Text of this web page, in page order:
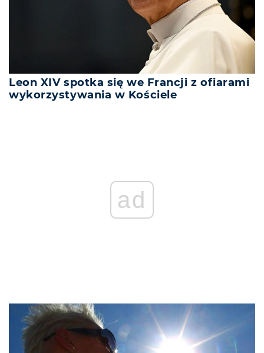
Leon XIV spotka się we Francji z ofiarami
wykorzystywania w Kościele
ad